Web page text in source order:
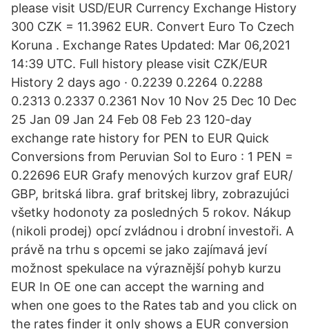
please visit USD/EUR Currency Exchange History
300 CZK = 11.3962 EUR. Convert Euro To Czech
Koruna . Exchange Rates Updated: Mar 06,2021
14:39 UTC. Full history please visit CZK/EUR
History 2 days ago · 0.2239 0.2264 0.2288
0.2313 0.2337 0.2361 Nov 10 Nov 25 Dec 10 Dec
25 Jan 09 Jan 24 Feb 08 Feb 23 120-day
exchange rate history for PEN to EUR Quick
Conversions from Peruvian Sol to Euro : 1 PEN =
0.22696 EUR Grafy menových kurzov graf EUR/
GBP, britská libra. graf britskej libry, zobrazujúci
všetky hodonoty za posledných 5 rokov. Nákup
(nikoli prodej) opcí zvládnou i drobní investoři. A
právě na trhu s opcemi se jako zajímavá jeví
možnost spekulace na výraznější pohyb kurzu
EUR In OE one can accept the warning and
when one goes to the Rates tab and you click on
the rates finder it only shows a EUR conversion